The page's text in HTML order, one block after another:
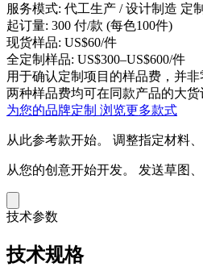
服务模式: 代工生产 / 设计制造 定
起订量: 300 付/款 (每色100件)
现货样品: US$60/件
全定制样品: US$300–US$600/件
用于确认定制项目的样品费，并非
两种样品费均可在同款产品的大货
为您的品牌定制 浏览更多款式
从此参考款开始。 调整指定材料
从您的创意开始开发。 发送草图
技术参数
技术规格